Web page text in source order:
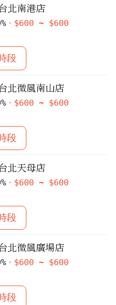
北南港店
% $600 ~ $600
段
北微風南山店
% $600 ~ $600
段
北天母店
% $600 ~ $600
段
北微風廣場店
% $600 ~ $600
段